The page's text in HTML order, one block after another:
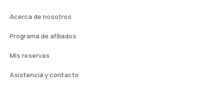
Acerca de nosotros
Programa de afiliados
Mis reservas
Asistencia y contacto